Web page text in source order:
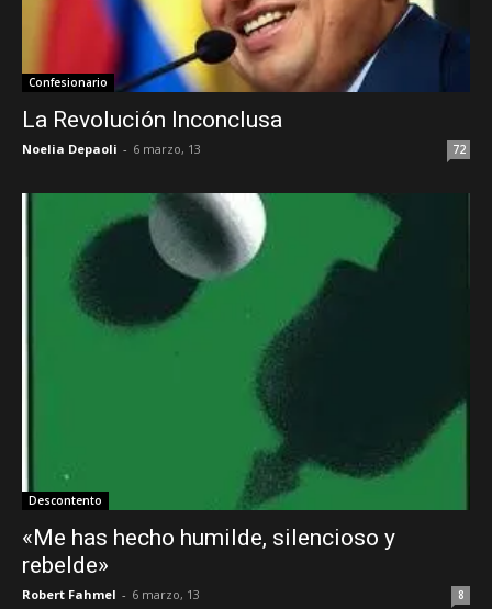
Confesionario
La Revolución Inconclusa
Noelia Depaoli - 6 marzo, 13 72
Descontento
«Me has hecho humilde, silencioso y
rebelde»
Robert Fahmel - 6 marzo, 13 8